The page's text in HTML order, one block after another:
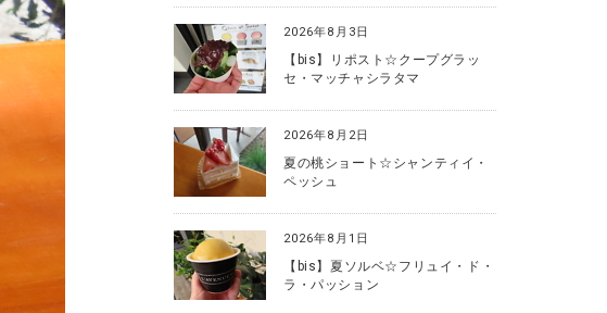
【bis】リポスト☆クープグラッ
セ・マッチャシラタマ
2026年8月3日
夏の桃ショート☆シャンティイ・
ペッシュ
2026年8月2日
【bis】夏ソルベ☆フリュイ・ド・
ラ・パッション
2026年8月1日